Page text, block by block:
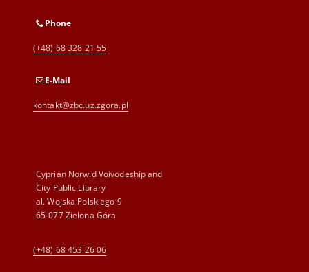
Phone
(+48) 68 328 21 55
E-Mail
kontakt@zbc.uz.zgora.pl
Cyprian Norwid Voivodeship and
City Public Library
al. Wojska Polskiego 9
65-077 Zielona Góra
(+48) 68 453 26 06